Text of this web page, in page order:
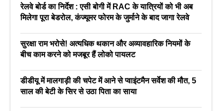
रेलवे बोर्ड का निर्देश : एसी बोगी में RAC के यात्रियों को भी अब
मिलेगा पूरा बेडरोल, कंज्यूमर फोरम के जुर्माने के बाद जागा रेलवे
सुरक्षा राम भरोसे! अत्यधिक थकान और अव्यावहारिक नियमों के
बीच काम करने को मजबूर हैं लोको पायलट
डीडीयू में मालगाड़ी की चपेट में आने से प्वाइंटमैन सर्वेश की मौत, 5
साल की बेटी के सिर से उठा पिता का साया